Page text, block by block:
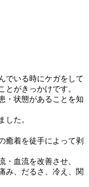
でいる時にケガをして
とがきっかけです。
・状態があることを知
した。
癒着を徒手によって剥
・血流を改善させ、
み、だるさ、冷え、関